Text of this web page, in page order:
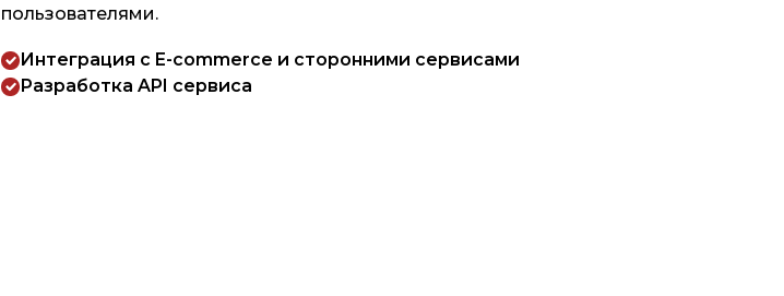
пользователями.
Интеграция с E-commerce и сторонними сервисами
Разработка API сервиса